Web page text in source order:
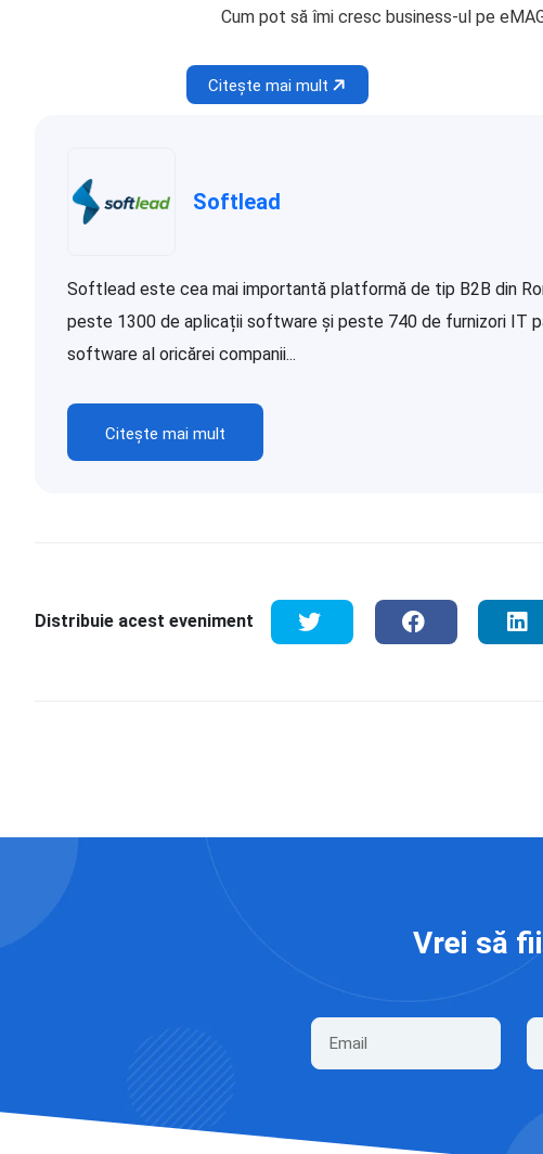
Cum pot să îmi cresc business-ul pe
Citește mai mult
Softlead
Softlead este cea mai importantă platformă de tip B2B din
peste 1300 de aplicații software și peste 740 de furnizori IT
software al oricărei companii...
Citește mai mult
Distribuie acest eveniment
Vrei să